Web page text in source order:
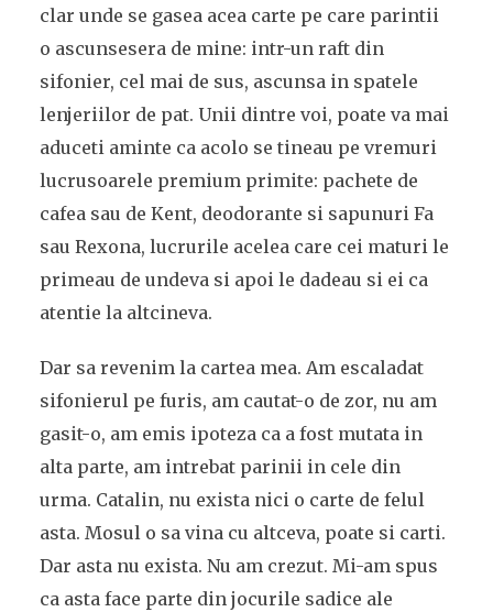
clar unde se gasea acea carte pe care parintii
o ascunsesera de mine: intr-un raft din
sifonier, cel mai de sus, ascunsa in spatele
lenjeriilor de pat. Unii dintre voi, poate va mai
aduceti aminte ca acolo se tineau pe vremuri
lucrusoarele premium primite: pachete de
cafea sau de Kent, deodorante si sapunuri Fa
sau Rexona, lucrurile acelea care cei maturi le
primeau de undeva si apoi le dadeau si ei ca
atentie la altcineva.
Dar sa revenim la cartea mea. Am escaladat
sifonierul pe furis, am cautat-o de zor, nu am
gasit-o, am emis ipoteza ca a fost mutata in
alta parte, am intrebat parinii in cele din
urma. Catalin, nu exista nici o carte de felul
asta. Mosul o sa vina cu altceva, poate si carti.
Dar asta nu exista. Nu am crezut. Mi-am spus
ca asta face parte din jocurile sadice ale